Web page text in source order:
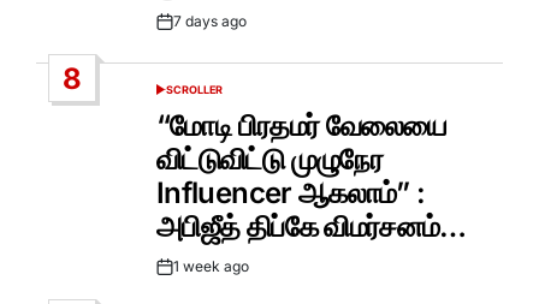
Post7 days ago
8
POSTED
SCROLLER
“மோடி பிரதமர் வேலையை
விட்டுவிட்டு முழுநேர
Influencer ஆகலாம்” :
அபிஜீத் திப்கே விமர்சனம்…
Post1 week ago